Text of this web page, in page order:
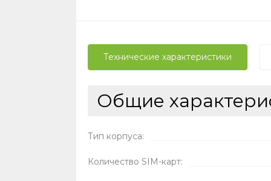
Технические характеристики
Общие
Тип корпуса:
Количество SIM-карт: